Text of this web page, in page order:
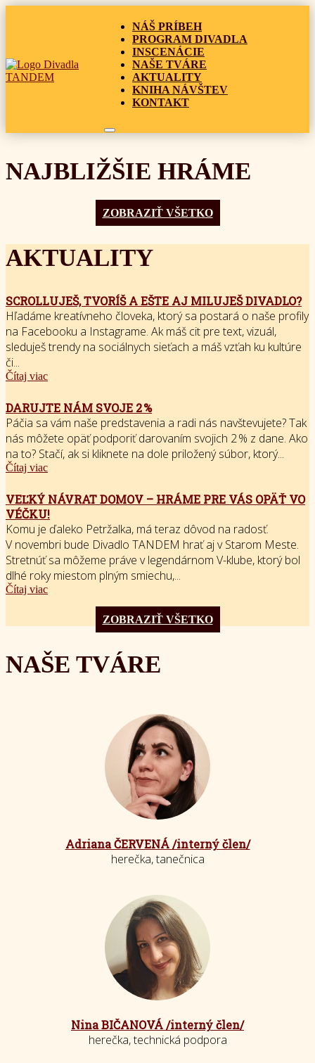
NÁŠ PRÍBEH
PROGRAM DIVADLA
INSCENÁCIE
NAŠE TVÁRE
AKTUALITY
KNIHA NÁVŠTEV
KONTAKT
NAJBLIŽŠIE HRÁME
ZOBRAZIŤ VŠETKO
AKTUALITY
SCROLLUJEŠ, TVORÍŠ A EŠTE AJ MILUJEŠ DIVADLO?
Hľadáme kreatívneho človeka, ktorý sa postará o naše profily
na Facebooku a Instagrame. Ak máš cit pre text, vizuál,
sleduješ trendy na sociálnych sieťach a máš vzťah ku kultúre
či...
Čítaj viac
DARUJTE NÁM SVOJE 2 %
Páčia sa vám naše predstavenia a radi nás navštevujete? Tak
nás môžete opäť podporiť darovaním svojich 2 % z dane. Ako
na to? Stačí, ak si kliknete na dole priložený súbor, ktorý...
Čítaj viac
VEĽKÝ NÁVRAT DOMOV – HRÁME PRE VÁS OPÄŤ VO
VÉČKU!
Komu je ďaleko Petržalka, má teraz dôvod na radosť.
V novembri bude Divadlo TANDEM hrať aj v Starom Meste.
Stretnúť sa môžeme práve v legendárnom V-klube, ktorý bol
dlhé roky miestom plným smiechu,...
Čítaj viac
ZOBRAZIŤ VŠETKO
NAŠE TVÁRE
Adriana ČERVENÁ /interný člen/
herečka, tanečnica
Nina BIČANOVÁ /interný člen/
herečka, technická podpora